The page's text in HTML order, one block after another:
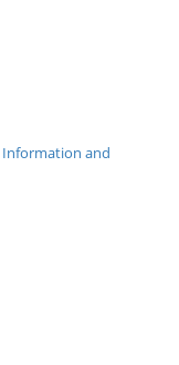
Information and